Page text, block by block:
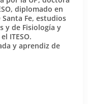
diplomado en
Fe, estudios
y de Fisiología y
ITESO.
y aprendiz de